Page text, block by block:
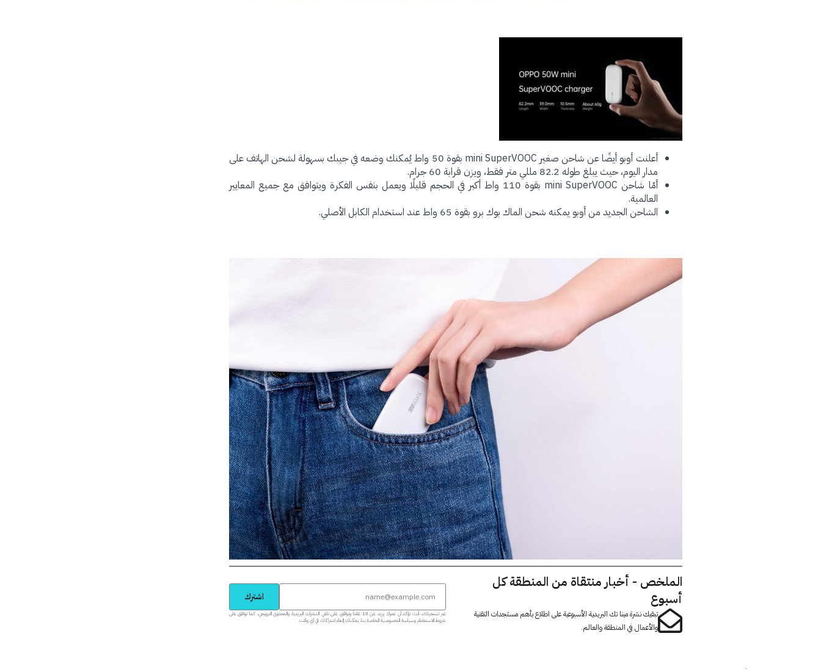
أعلنت أوبو أيضًا عن شاحن صغير mini SuperVOOC بقوة 50 واط يُمكنك وضعه في جيبك بسهولة لشحن الهاتف على
مدار اليوم، حيث يبلغ طوله 82.2 مللي متر فقط، ويزن قرابة 60 جرام.
أمّا شاحن mini SuperVOOC بقوة 110 واط أكبر في الحجم قليلًا ويعمل بنفس الفكرة ويتوافق مع جميع المعايير
العالمية.
الشاحن الجديد من أوبو يمكنه شحن الماك بوك برو بقوة 65 واط عند استخدام الكابل الأصلي.
الملخص - أخبار منتقاة من المنطقة كل
أسبوع
تبقيك نشرة مينا تك البريدية الأسبوعية على اطلاع بأهم مستجدات التقنية
والأعمال في المنطقة والعالم.
اشترك
عبر تسجيلك، أنت تؤكد أن عمرك يزيد عن 18 عاماً وتوافق على تلقي النشرات البريدية والمحتوى الترويجي، كما توافق على
شروط الاستخدام وسياسة الخصوصية الخاصة بنا. يمكنك إلغاء اشتراكك في أي وقت.